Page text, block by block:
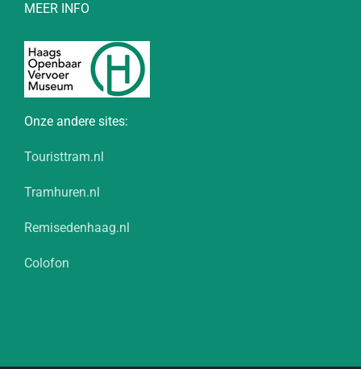
MEER INFO
Onze andere sites:
Touristtram.nl
Tramhuren.nl
Remisedenhaag.nl
Colofon